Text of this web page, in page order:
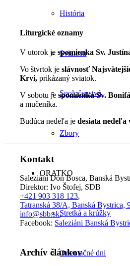
História
Sviatosti
Spoločenstvá
Zbory
ORATKO
Stretká a krúžky
Orientačné dni
Liturgické oznamy
V utorok jespomienka Sv.
Vo štvrtok jeslávnosť
Krvi,prikázaný sviatok.
V sobotu jespomienka Sv.
a mučeníka.
Budúca nedeľa jedesiata nedeľa
Kontakt
Saleziáni Don Bosca, Banská
Direktor: Ivo Štofej, SDB
+421 903 318 123,
Tatranská 38/A, Banská Bystrica,
info@sbb.sk,
Facebook: Saleziáni Banská
Archív článkov